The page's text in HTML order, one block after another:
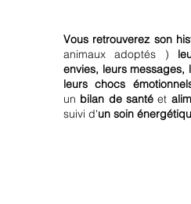
Vous retrouverez son
animaux adoptés )
envies, leurs messages,
leurs chocs
un bilan de santéet
suivi d'un soin